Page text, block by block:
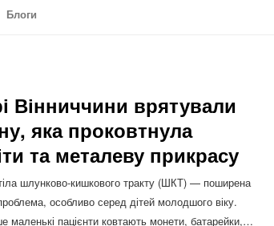
Блоги
Вінниччини врятували
яка проковтнула
та металеву прикрасу
шлунково-кишкового тракту (ШКТ) — поширена
особливо серед дітей молодшого віку.
маленькі пацієнти ковтають монети, батарейки,…